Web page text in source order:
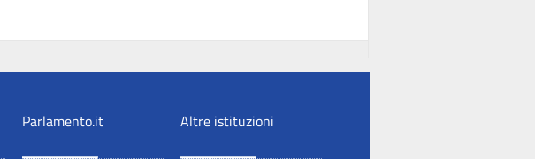
Parlamento.it Altre istituzioni